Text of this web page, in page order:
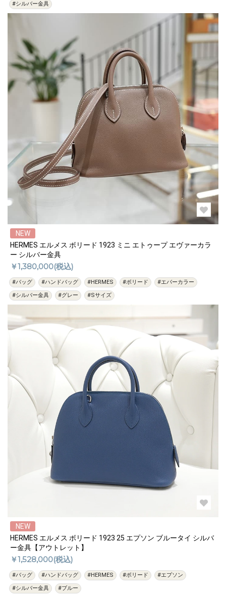
#シルバー金具
NEW
HERMES エルメス ボリード 1923 ミニ エトゥープ エヴァーカラ
ー シルバー金具
￥1,380,000(税込)
#バッグ #ハンドバッグ #HERMES #ボリード
#エバーカラー
#シルバー金具
#グレー #Sサイズ
NEW
HERMES エルメス ボリード 1923 25 エプソン ブルータイ シルバ
ー金具【アウトレット】
￥1,528,000(税込)
#バッグ #ハンドバッグ #HERMES #ボリード
#エプソン
#シルバー金具
#ブルー